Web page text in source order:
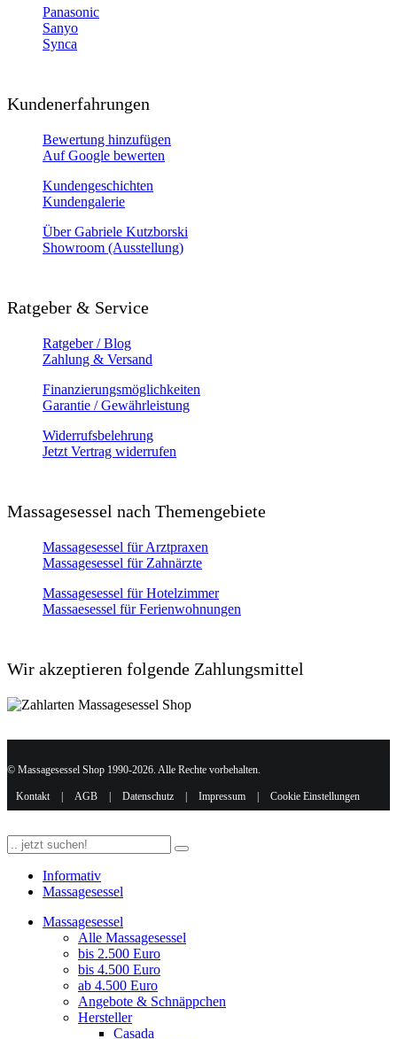
Panasonic
Sanyo
Synca
Kundenerfahrungen
Bewertung hinzufügen
Auf Google bewerten
Kundengeschichten
Kundengalerie
Über Gabriele Kutzborski
Showroom (Ausstellung)
Ratgeber & Service
Ratgeber / Blog
Zahlung & Versand
Finanzierungsmöglichkeiten
Garantie / Gewährleistung
Widerrufsbelehrung
Jetzt Vertrag widerrufen
Massagesessel nach Themengebiete
Massagesessel für Arztpraxen
Massagesessel für Zahnärzte
Massagesessel für Hotelzimmer
Massaesessel für Ferienwohnungen
Wir akzeptieren folgende Zahlungsmittel
© Massagesessel Shop 1990-2026. Alle Rechte vorbehalten.
Kontakt AGB Datenschutz Impressum Cookie Einstellungen
Informativ
Massagesessel
Massagesessel
Alle Massagesessel
bis 2.500 Euro
bis 4.500 Euro
ab 4.500 Euro
Angebote & Schnäppchen
Hersteller
Casada